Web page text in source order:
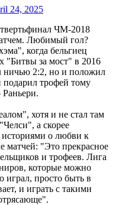
24, 2025
ЧМ-2018
Любимый гол?
когда бельгиец
"Битвы за мост" в 2016
ничью 2:2, но и положил
трофей тому
хотя и не стал там
а скорее
историями о любви к
матчей: "Это прекрасное
и трофеев. Лига
которые можно
играл, просто быть в
и играть с такими